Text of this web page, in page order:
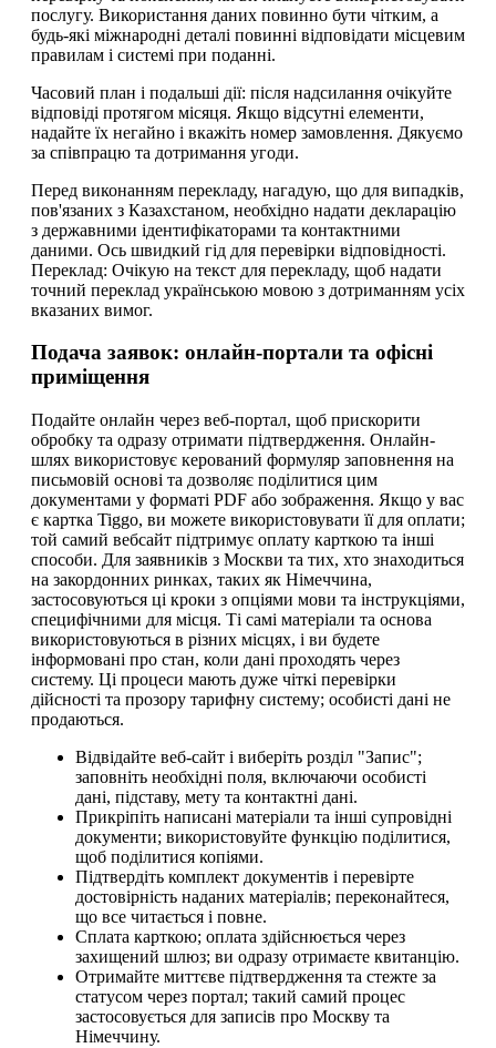
послугу. Використання даних повинно бути чітким, а
будь-які міжнародні деталі повинні відповідати місцевим
правилам і системі при поданні.
Часовий план і подальші дії: після надсилання очікуйте
відповіді протягом місяця. Якщо відсутні елементи,
надайте їх негайно і вкажіть номер замовлення. Дякуємо
за співпрацю та дотримання угоди.
Перед виконанням перекладу, нагадую, що для випадків,
пов'язаних з Казахстаном, необхідно надати декларацію
з державними ідентифікаторами та контактними
даними. Ось швидкий гід для перевірки відповідності.
Переклад: Очікую на текст для перекладу, щоб надати
точний переклад українською мовою з дотриманням усіх
вказаних вимог.
Подача заявок: онлайн-портали та офісні
приміщення
Подайте онлайн через веб-портал, щоб прискорити
обробку та одразу отримати підтвердження. Онлайн-
шлях використовує керований формуляр заповнення на
письмовій основі та дозволяє поділитися цим
документами у форматі PDF або зображення. Якщо у вас
є картка Tiggo, ви можете використовувати її для оплати;
той самий вебсайт підтримує оплату карткою та інші
способи. Для заявників з Москви та тих, хто знаходиться
на закордонних ринках, таких як Німеччина,
застосовуються ці кроки з опціями мови та інструкціями,
специфічними для місця. Ті самі матеріали та основа
використовуються в різних місцях, і ви будете
інформовані про стан, коли дані проходять через
систему. Ці процеси мають дуже чіткі перевірки
дійсності та прозору тарифну систему; особисті дані не
продаються.
Відвідайте веб-сайт і виберіть розділ "Запис";
заповніть необхідні поля, включаючи особисті
дані, підставу, мету та контактні дані.
Прикріпіть написані матеріали та інші супровідні
документи; використовуйте функцію поділитися,
щоб поділитися копіями.
Підтвердіть комплект документів і перевірте
достовірність наданих матеріалів; переконайтеся,
що все читається і повне.
Сплата карткою; оплата здійснюється через
захищений шлюз; ви одразу отримаєте квитанцію.
Отримайте миттєве підтвердження та стежте за
статусом через портал; такий самий процес
застосовується для записів про Москву та
Німеччину.